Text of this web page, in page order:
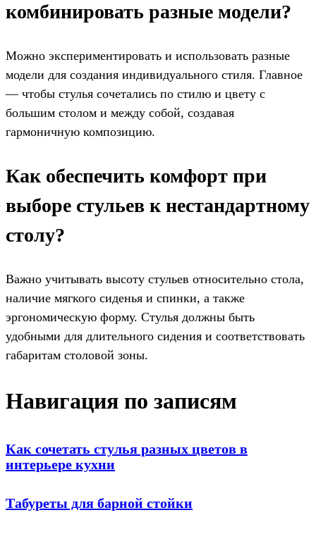
комбинировать разные модели?
Можно экспериментировать и использовать разные
модели для создания индивидуального стиля. Главное
— чтобы стулья сочетались по стилю и цвету с
большим столом и между собой, создавая
гармоничную композицию.
Как обеспечить комфорт при
выборе стульев к нестандартному
столу?
Важно учитывать высоту стульев относительно стола,
наличие мягкого сиденья и спинки, а также
эргономическую форму. Стулья должны быть
удобными для длительного сидения и соответствовать
габаритам столовой зоны.
Навигация по записям
Как сочетать стулья разных цветов в
интерьере кухни
Табуреты для барной стойки